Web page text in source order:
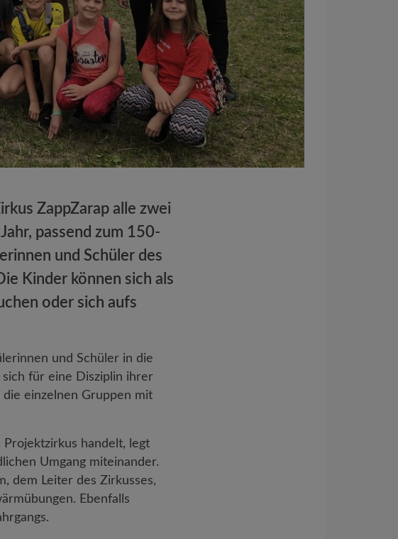
ZappZarap alle zwei
passend zum 150-
und Schüler des
Kinder können sich als
oder sich aufs
und Schüler in die
für eine Disziplin ihrer
die einzelnen Gruppen mit
Projektzirkus handelt, legt
Umgang miteinander.
dem Leiter des Zirkusses,
Ebenfalls